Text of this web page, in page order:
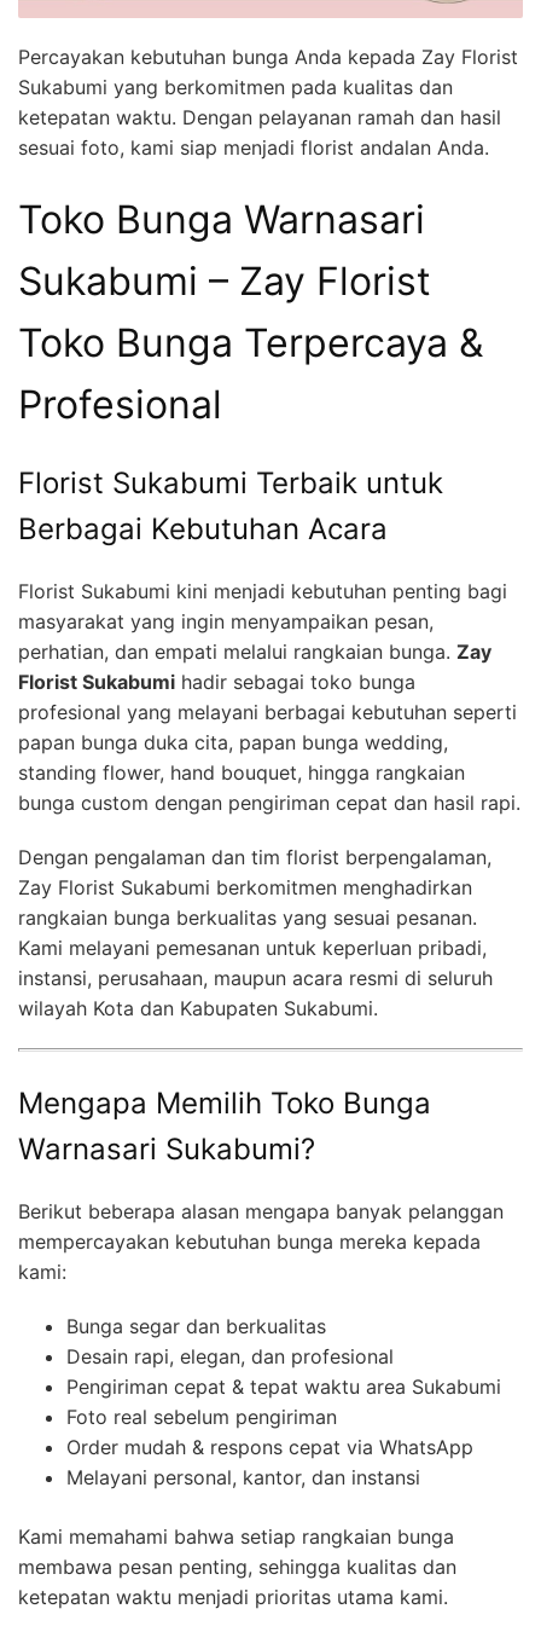
Percayakan kebutuhan bunga Anda kepada Zay Florist
Sukabumi yang berkomitmen pada kualitas dan
ketepatan waktu. Dengan pelayanan ramah dan hasil
sesuai foto, kami siap menjadi florist andalan Anda.
Toko Bunga Warnasari
Sukabumi – Zay Florist
Toko Bunga Terpercaya &
Profesional
Florist Sukabumi Terbaik untuk
Berbagai Kebutuhan Acara
Florist Sukabumi kini menjadi kebutuhan penting bagi
masyarakat yang ingin menyampaikan pesan,
perhatian, dan empati melalui rangkaian bunga. Zay
Florist Sukabumi hadir sebagai toko bunga
profesional yang melayani berbagai kebutuhan seperti
papan bunga duka cita, papan bunga wedding,
standing flower, hand bouquet, hingga rangkaian
bunga custom dengan pengiriman cepat dan hasil rapi.
Dengan pengalaman dan tim florist berpengalaman,
Zay Florist Sukabumi berkomitmen menghadirkan
rangkaian bunga berkualitas yang sesuai pesanan.
Kami melayani pemesanan untuk keperluan pribadi,
instansi, perusahaan, maupun acara resmi di seluruh
wilayah Kota dan Kabupaten Sukabumi.
Mengapa Memilih Toko Bunga
Warnasari Sukabumi?
Berikut beberapa alasan mengapa banyak pelanggan
mempercayakan kebutuhan bunga mereka kepada
kami:
Bunga segar dan berkualitas
Desain rapi, elegan, dan profesional
Pengiriman cepat & tepat waktu area Sukabumi
Foto real sebelum pengiriman
Order mudah & respons cepat via WhatsApp
Melayani personal, kantor, dan instansi
Kami memahami bahwa setiap rangkaian bunga
membawa pesan penting, sehingga kualitas dan
ketepatan waktu menjadi prioritas utama kami.